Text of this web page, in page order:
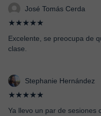
José Tomás Cerda
★★★★★
Excelente, se preocupa de
clase.
Stephanie Hernández
★★★★★
Ya llevo un par de sesiones